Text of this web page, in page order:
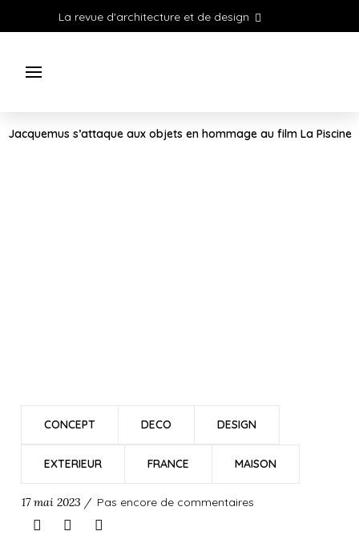
La revue d'architecture et de design
Jacquemus s’attaque aux objets en hommage au film La Piscine
CONCEPT DECO DESIGN
EXTERIEUR FRANCE MAISON
17 mai 2023 / Pas encore de commentaires